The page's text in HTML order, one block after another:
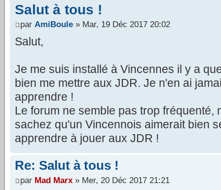
Salut à tous !
par AmiBoule » Mar, 19 Déc 2017 20:02
Salut,
Je me suis installé à Vincennes il y a
bien me mettre aux JDR. Je n'en ai
apprendre !
Le forum ne semble pas trop fréquenté,
sachez qu'un Vincennois aimerait bien
apprendre à jouer aux JDR !
Re: Salut à tous !
par Mad Marx » Mer, 20 Déc 2017 21:21